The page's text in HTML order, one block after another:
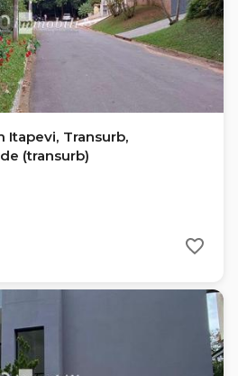
Itapevi, Transurb,
(transurb)